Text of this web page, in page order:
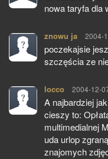
nowa taryfa dla
znowu ja pisze:
2004-
poczekajsie
szczęścia ze
locco pisze:
2004-12-
A najbardziej
cieszy to:
multimedialnej
uda urlop
znajomych